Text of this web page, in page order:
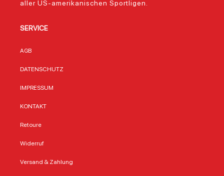
aller US-amerikanischen Sportligen.
SERVICE
AGB
DATENSCHUTZ
IMPRESSUM
KONTAKT
Retoure
Widerruf
Versand & Zahlung